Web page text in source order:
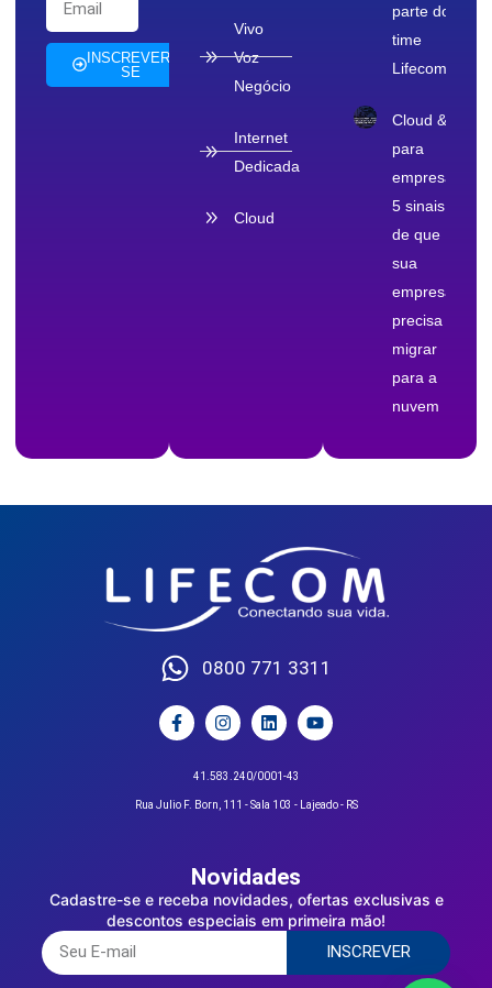
INSCREVER-
SE
Vivo
Voz
Negócio
Internet
Dedicada
Cloud
parte do
time
Lifecom
Cloud & TI
para
empresas:
5 sinais
de que
sua
empresa
precisa
migrar
para a
nuvem
0800 771 3311
41.583.240/0001-43
Rua Julio F. Born, 111 - Sala 103 - Lajeado - RS
Novidades
Cadastre-se e receba novidades, ofertas exclusivas e
descontos especiais em primeira mão!
INSCREVER